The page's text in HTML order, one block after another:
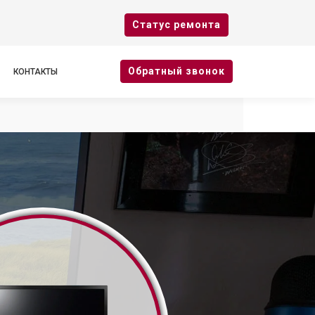
Cтатус ремонта
КОНТАКТЫ Oбратный звонок